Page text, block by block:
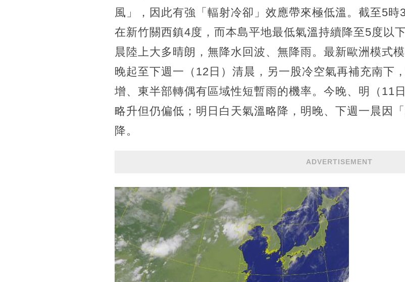
風」，因此有強「輻射冷卻」效應帶來極低溫。截至5
在新竹關西鎮4度，而本島平地最低氣溫持續降至5度以
晨陸上大多晴朗，無降水回波、無降雨。最新歐洲模式
晚起至下週一（12日）清晨，另一股冷空氣再補充南下
增、東半部轉偶有區域性短暫雨的機率。今晚、明（11
略升但仍偏低；明日白天氣溫略降，明晚、下週一晨因
降。
ADVERTISEMENT